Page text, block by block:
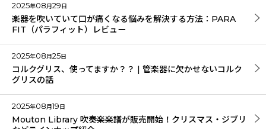
2025年08月29日
楽器を吹いていて口が痛くなる悩みを解決する方法：PARA
FIT（パラフィット）レビュー
2025年08月25日
コルクグリス、使ってますか？？ | 管楽器に欠かせないコルク
グリスの話
2025年08月19日
Mouton Library 吹奏楽楽譜が販売開始！クリスマス・ジブリ